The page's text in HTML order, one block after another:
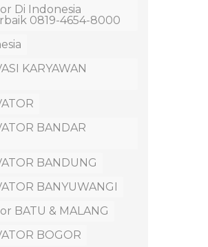
Di Indonesia
0819-4654-8000
KARYAWAN
BANDAR
BANDUNG
BANYUWANGI
BATU & MALANG
BOGOR